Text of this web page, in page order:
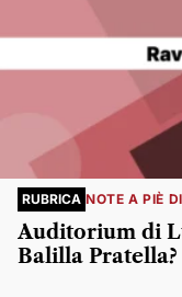
RUBRICA NOTE A PIÈ
Auditorium di
Balilla Pratella?